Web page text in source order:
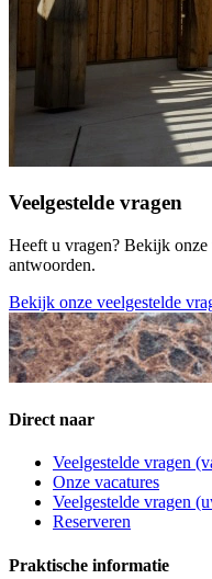
Veelgestelde vragen
Heeft u vragen? Bekijk onze
antwoorden.
Bekijk onze veelgestelde
Direct naar
Veelgestelde vragen
Onze vacatures
Veelgestelde vragen
Reserveren
Praktische informatie